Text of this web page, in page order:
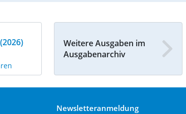
Weitere Ausgaben im
Ausgabenarchiv
Newsletteranmeldung